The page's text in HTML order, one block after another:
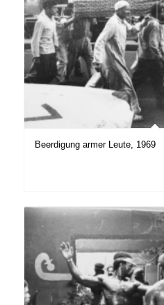
Beerdigung armer Leute, 1969